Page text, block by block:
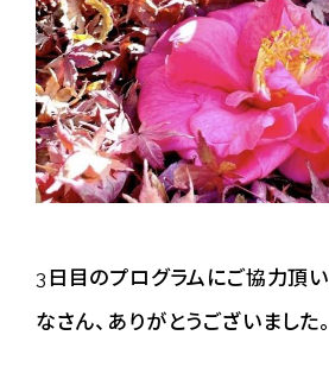
3日目のプログラムにご協力頂
なさん、ありがとうございました。